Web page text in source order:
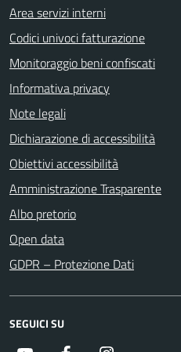
Area servizi interni
Codici univoci fatturazione
Monitoraggio beni confiscati
Informativa privacy
Note legali
Dichiarazione di accessibilità
Obiettivi accessibilità
Amministrazione Trasparente
Albo pretorio
Open data
GDPR – Protezione Dati
SEGUICI SU